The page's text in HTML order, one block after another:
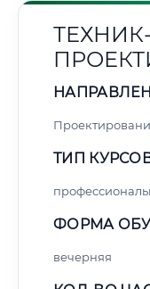
ТЕХНИК-
ТИП
ФОРМА
вечерняя